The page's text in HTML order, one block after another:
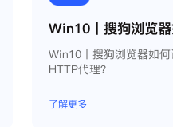
Win10丨搜狗浏览器如何
HTTP代理？
了解更多